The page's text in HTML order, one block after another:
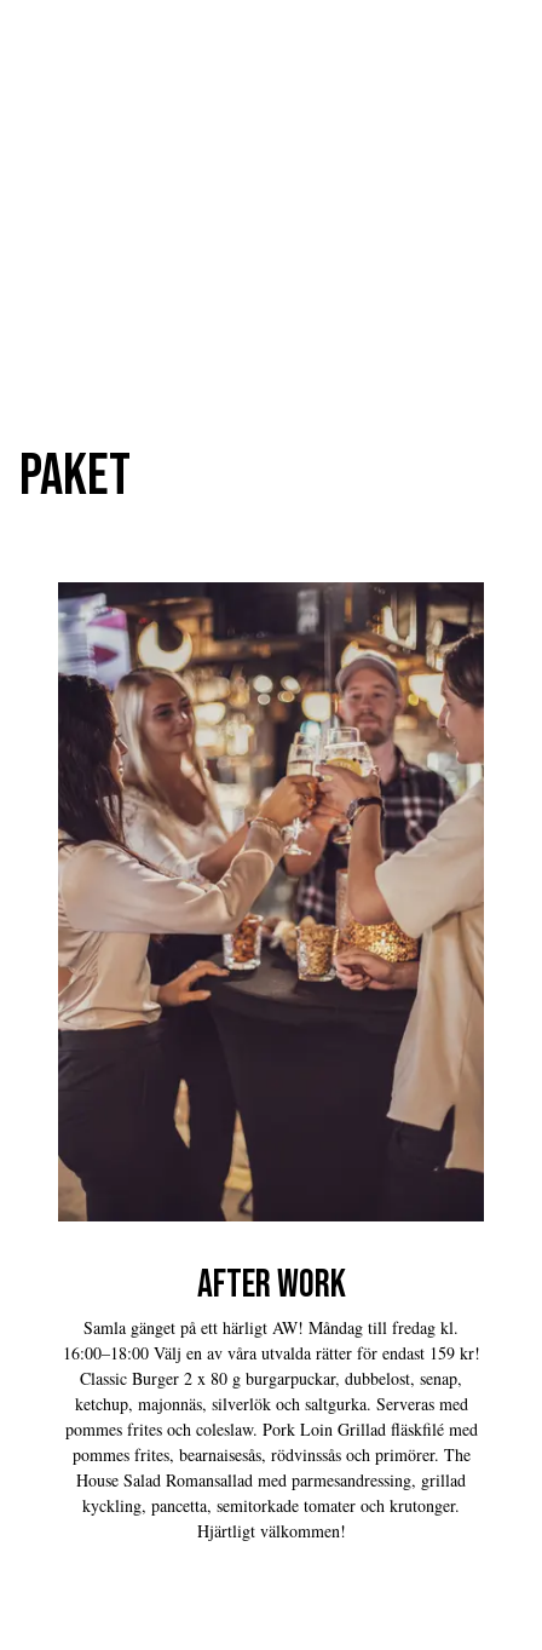
PAKET
AFTER WORK
Samla gänget på ett härligt AW! Måndag till fredag kl.
16:00–18:00 Välj en av våra utvalda rätter för endast 159 kr!
Classic Burger 2 x 80 g burgarpuckar, dubbelost, senap,
ketchup, majonnäs, silverlök och saltgurka. Serveras med
pommes frites och coleslaw. Pork Loin Grillad fläskfilé med
pommes frites, bearnaisesås, rödvinssås och primörer. The
House Salad Romansallad med parmesandressing, grillad
kyckling, pancetta, semitorkade tomater och krutonger.
Hjärtligt välkommen!